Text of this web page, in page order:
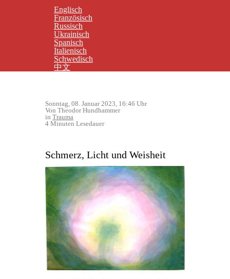
Englisch
Französisch
Russisch
Ukrainisch
Spanisch
Italienisch
Schwedisch
中文
Sonntag, 08. Januar 2023, 16:46 Uhr
Von Theodor Hundhammer
in Trauma
4 Minuten Lesedauer
Schmerz, Licht und Weisheit